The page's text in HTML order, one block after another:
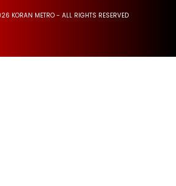
KORAN METRO - ALL RIGHTS RESERVED